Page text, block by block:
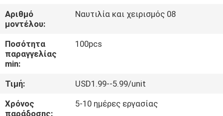
ΓΎΡΟΣ
ΕΡΓΟΣΤΑΣΊΩΝ
ΠΟΙΟΤΙΚΌΣ
ΈΛΕΓΧΟΣ
ΜΑΣ
Αριθμό
μοντέλου:
Ναυτιλία και χειρισμός 08
Ποσότητα
παραγγελίας
min:
100pcs
Τιμή:
USD1.99--5.99/unit
Χρόνος
παράδοσης:
5-10 ημέρες εργασίας